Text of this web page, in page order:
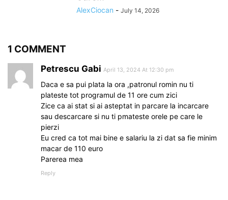
AlexCiocan - July 14, 2026
1 COMMENT
Petrescu Gabi April 13, 2024 At 12:30 pm
Daca e sa pui plata la ora ,patronul romin nu ti
plateste tot programul de 11 ore cum zici
Zice ca ai stat si ai asteptat in parcare la incarcare
sau descarcare si nu ti pmateste orele pe care le
pierzi
Eu cred ca tot mai bine e salariu la zi dat sa fie minim
macar de 110 euro
Parerea mea
Reply